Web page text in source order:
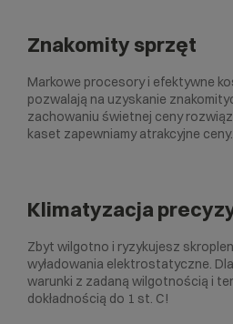
Znakomity sprzęt
Markowe procesory i efektywne
pozwalają na uzyskanie
zachowaniu świetnej ceny
kaset zapewniamy atrakcyjne ceny.
Klimatyzacja
Zbyt wilgotno i ryzykujesz
wyładowania elektrostatyczne.
warunki z zadaną wilgotnością i
dokładnością do 1 st. C!